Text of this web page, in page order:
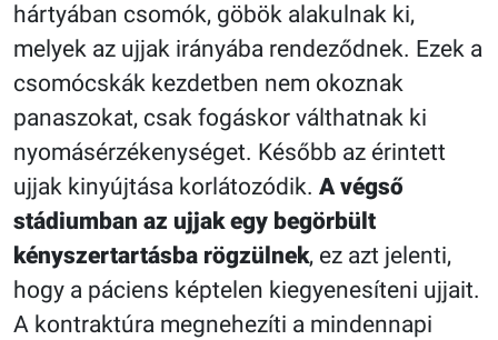
hártyában csomók, göbök alakulnak ki,
melyek az ujjak irányába rendeződnek. Ezek a
csomócskák kezdetben nem okoznak
panaszokat, csak fogáskor válthatnak ki
nyomásérzékenységet. Később az érintett
ujjak kinyújtása korlátozódik. A végső
stádiumban az ujjak egy begörbült
kényszertartásba rögzülnek, ez azt jelenti,
hogy a páciens képtelen kiegyenesíteni ujjait.
A kontraktúra megnehezíti a mindennapi